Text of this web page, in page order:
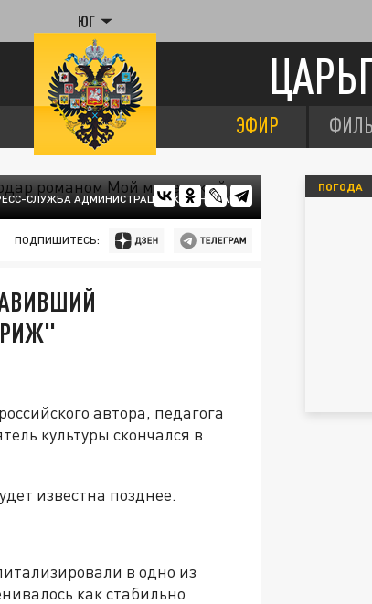
ЮГ
ЭФИР
СЛУЖБА АДМИНИСТРАЦИИ КРАСНОДАРА
ПОДПИШИТЕСЬ:
автора, педагога
культуры скончался в
известна позднее.
в одно из
как стабильно
ПОГОДА